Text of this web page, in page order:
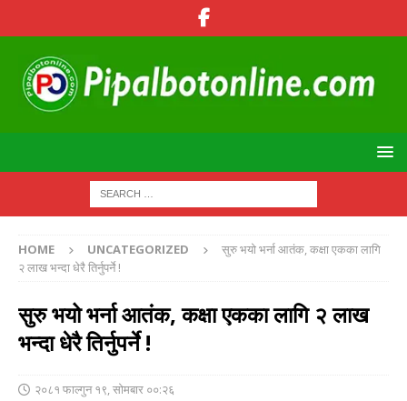
HOME UNCATEGORIZED
सुरु भयो भर्ना आतंक, कक्षा एकका लागि
२ लाख भन्दा धेरै तिर्नुपर्ने !
सुरु भयो भर्ना आतंक, कक्षा एकका लागि २ लाख
भन्दा धेरै तिर्नुपर्ने !
२०८१ फाल्गुन १९, सोमबार ००:२६